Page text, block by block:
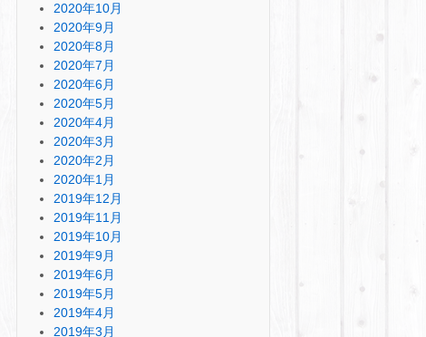
2020年10月
2020年9月
2020年8月
2020年7月
2020年6月
2020年5月
2020年4月
2020年3月
2020年2月
2020年1月
2019年12月
2019年11月
2019年10月
2019年9月
2019年6月
2019年5月
2019年4月
2019年3月